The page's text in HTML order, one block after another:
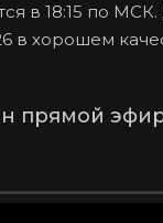
в 18:15 по
в хорошем
прямой